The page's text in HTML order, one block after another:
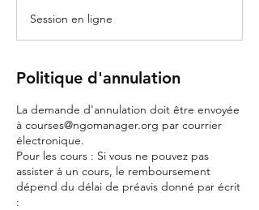
d
u
n
r
a
t
Session en ligne
Politique d'annulation
La demande d'annulation doit être envoyée
à courses@ngomanager.org par courrier
électronique.
Pour les cours : Si vous ne pouvez pas
assister à un cours, le remboursement
dépend du délai de préavis donné par écrit
: